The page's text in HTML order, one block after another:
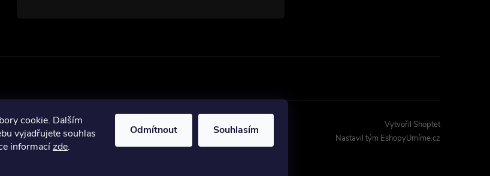
cookie. Dalším
vyjadřujete souhlas
informacízde.
Odmítnout Souhlasím
Vytvořil Shoptet
Nastavil tým EshopyUmíme.cz